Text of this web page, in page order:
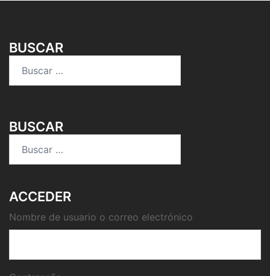
BUSCAR
BUSCAR
ACCEDER
Nombre de usuario o correo electrónico